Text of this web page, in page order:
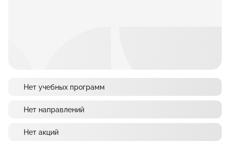
Нет учебных программ
Нет направлений
Нет акций